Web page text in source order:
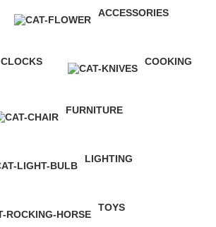
ACCESSORIES
CLOCKS
COOKING
FURNITURE
LIGHTING
TOYS